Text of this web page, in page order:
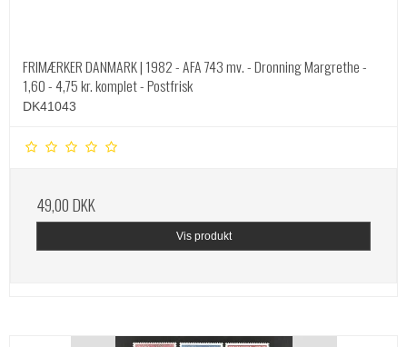
FRIMÆRKER DANMARK | 1982 - AFA 743 mv. - Dronning Margrethe -
1,60 - 4,75 kr. komplet - Postfrisk
DK41043
49,00 DKK
Vis produkt